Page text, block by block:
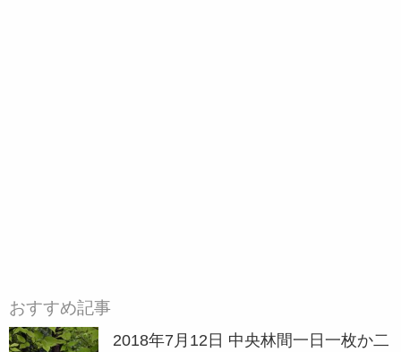
おすすめ記事
2018年7月12日 中央林間一日一枚か二